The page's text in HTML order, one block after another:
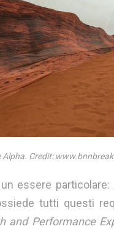
Alpha. Credit:
essere
tutti questi
and Performance